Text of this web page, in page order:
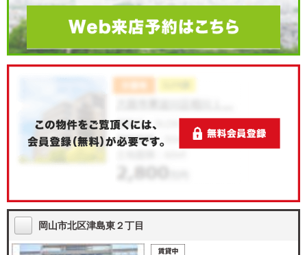
岡山市北区津島東２丁目